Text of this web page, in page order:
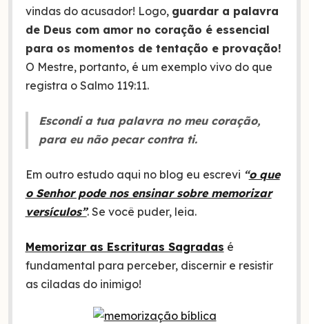
vindas do acusador! Logo, guardar a palavra
de Deus com amor no coração é essencial
para os momentos de tentação e provação!
O Mestre, portanto, é um exemplo vivo do que
registra o Salmo 119:11.
Escondi a tua palavra no meu coração,
para eu não pecar contra ti.
Em outro estudo aqui no blog eu escrevi “o que
o Senhor pode nos ensinar sobre memorizar
versículos”. Se você puder, leia.
Memorizar as Escrituras Sagradas é
fundamental para perceber, discernir e resistir
as ciladas do inimigo!